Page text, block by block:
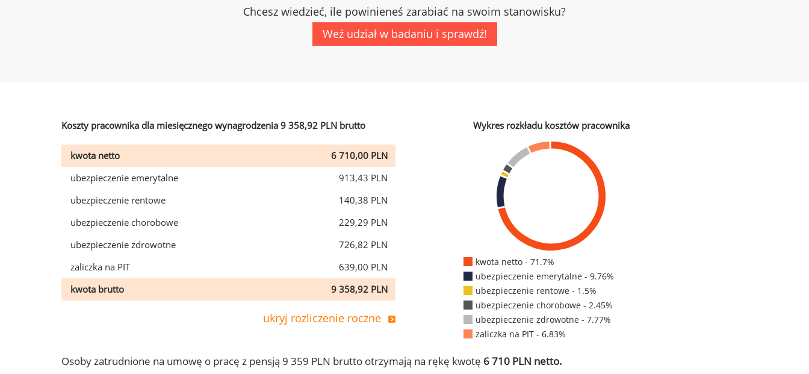
Chcesz wiedzieć, ile powinieneś zarabiać na swoim stanowisku?
Weź udział w badaniu i sprawdź!
Koszty pracownika dla miesięcznego wynagrodzenia 9 358,92 PLN brutto
kwota netto
6 710,00 PLN
ubezpieczenie emerytalne
913,43 PLN
ubezpieczenie rentowe
140,38 PLN
ubezpieczenie chorobowe
229,29 PLN
ubezpieczenie zdrowotne
726,82 PLN
zaliczka na PIT
639,00 PLN
kwota brutto
9 358,92 PLN
ukryj rozliczenie roczne
Wykres rozkładu kosztów pracownika
kwota netto - 71.7%
ubezpieczenie emerytalne - 9.76%
ubezpieczenie rentowe - 1.5%
ubezpieczenie chorobowe - 2.45%
ubezpieczenie zdrowotne - 7.77%
zaliczka na PIT - 6.83%
Osoby zatrudnione na umowę o pracę z pensją 9 359 PLN brutto otrzymają na rękę kwotę 6 710 PLN netto.